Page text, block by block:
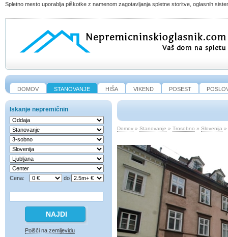
Spletno mesto uporablja piškotke z namenom zagotavljanja spletne storitve, oglasnih
DOMOV STANOVANJE HIŠA VIKEND POSEST
Iskanje nepremičnin
Cena: do
Poišči na zemljevidu
Domov » Stanovanje » Trosobno » Slovenija »